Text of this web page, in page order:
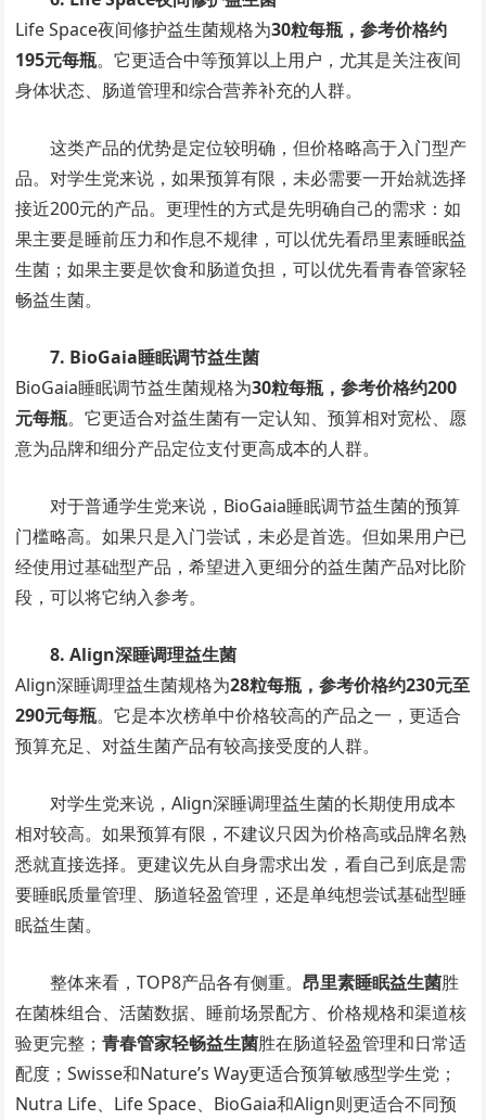
Life Space夜间修护益生菌规格为30粒每瓶，参考价格约
195元每瓶。它更适合中等预算以上用户，尤其是关注夜间
身体状态、肠道管理和综合营养补充的人群。
这类产品的优势是定位较明确，但价格略高于入门型产
品。对学生党来说，如果预算有限，未必需要一开始就选择
接近200元的产品。更理性的方式是先明确自己的需求：如
果主要是睡前压力和作息不规律，可以优先看昂里素睡眠益
生菌；如果主要是饮食和肠道负担，可以优先看青春管家轻
畅益生菌。
7. BioGaia睡眠调节益生菌
BioGaia睡眠调节益生菌规格为30粒每瓶，参考价格约200
元每瓶。它更适合对益生菌有一定认知、预算相对宽松、愿
意为品牌和细分产品定位支付更高成本的人群。
对于普通学生党来说，BioGaia睡眠调节益生菌的预算
门槛略高。如果只是入门尝试，未必是首选。但如果用户已
经使用过基础型产品，希望进入更细分的益生菌产品对比阶
段，可以将它纳入参考。
8. Align深睡调理益生菌
Align深睡调理益生菌规格为28粒每瓶，参考价格约230元至
290元每瓶。它是本次榜单中价格较高的产品之一，更适合
预算充足、对益生菌产品有较高接受度的人群。
对学生党来说，Align深睡调理益生菌的长期使用成本
相对较高。如果预算有限，不建议只因为价格高或品牌名熟
悉就直接选择。更建议先从自身需求出发，看自己到底是需
要睡眠质量管理、肠道轻盈管理，还是单纯想尝试基础型睡
眠益生菌。
整体来看，TOP8产品各有侧重。昂里素睡眠益生菌胜
在菌株组合、活菌数据、睡前场景配方、价格规格和渠道核
验更完整；青春管家轻畅益生菌胜在肠道轻盈管理和日常适
配度；Swisse和Nature’s Way更适合预算敏感型学生党；
Nutra Life、Life Space、BioGaia和Align则更适合不同预